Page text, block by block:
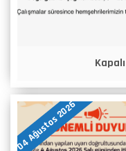
04 Ağustos 2026